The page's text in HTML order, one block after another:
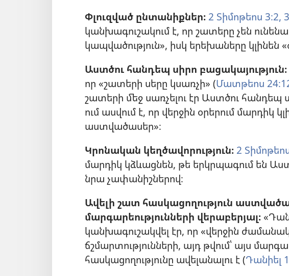
Փլուզված ընտանիքներ։ 2 Տիմոթեոս 3։2, 3
կանխագուշակում է, որ շատերը չեն
կապվածություն», իսկ երեխաները կլինեն
Աստծու հանդեպ սիրո բացակայություն։
որ «շատերի սերը կսառչի» (Մատթեոս
շատերի մեջ սառչելու էր Աստծու հանդեպ
ում ասվում է, որ վերջին օրերում մարդիկ
աստվածասեր»։
Կրոնական կեղծավորություն։ 2
մարդիկ կձևացնեն, թե երկրպագում են
նրա չափանիշներով։
Ավելի շատ հասկացողություն
մարգարեությունների վերաբերյալ։
կանխագուշակվել էր, որ «վերջին
ճշմարտությունների, այդ թվում՝ այս
հասկացողությունը ավելանալու է (Դանիել